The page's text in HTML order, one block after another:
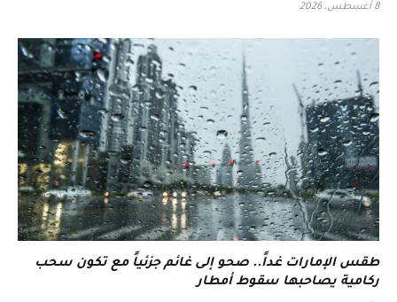
8 أغسطس، 2026
طقس الإمارات غداً.. صحو إلى غائم جزئياً مع تكون سحب
ركامية يصاحبها سقوط أمطار